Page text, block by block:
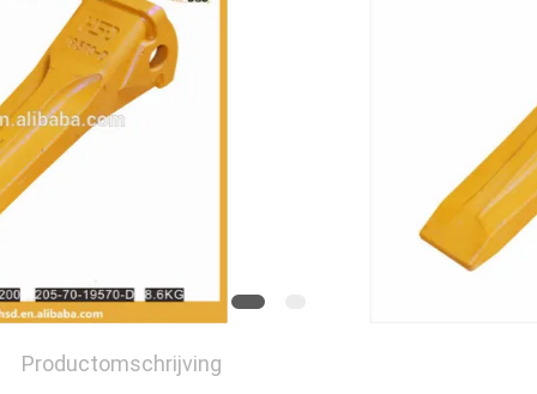
Productomschrijving